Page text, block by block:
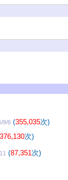
9/6 (355,035次)
376,130次)
(87,351次)